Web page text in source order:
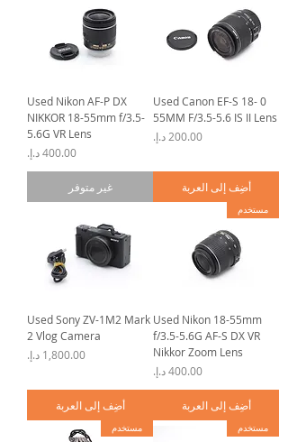
0 Used Canon EF-S 18-
55MM F/3.5-5.6 IS II Lens
السعر
أضِف إلى العربة
Used Nikon AF-P DX
NIKKOR 18-55mm f/3.5-
5.6G VR Lens
السعر
غير متوفر
مستخدم
Used Nikon 18-55mm
f/3.5-5.6G AF-S DX VR
Nikkor Zoom Lens
السعر
أضِف إلى العربة
Used Sony ZV-1M2 Mark
2 Vlog Camera
السعر
أضِف إلى العربة
مستخدم مستخدم